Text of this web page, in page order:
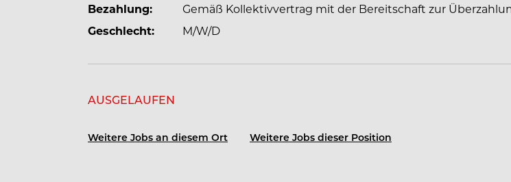
Bezahlung:
Gemäß Kollektivvertrag mit der Bereitschaft zur
Geschlecht:
M/W/D
AUSGELAUFEN
Weitere Jobs an diesem Ort Weitere Jobs dieser Position